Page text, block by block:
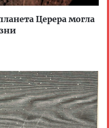
Церера могла